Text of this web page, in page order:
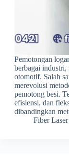
Pemotongan
berbagai industri,
otomotif. Salah
merevolusi
pemotong besi.
efisiensi, dan
dibandingkan
Fiber